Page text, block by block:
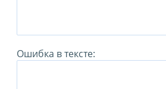
Ошибка в тексте: